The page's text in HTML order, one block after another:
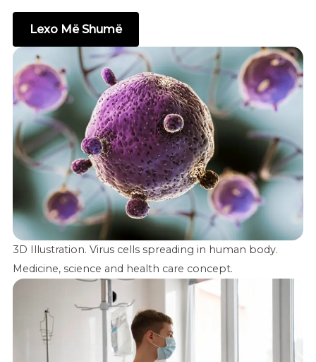
Lexo Më Shumë
3D Illustration. Virus cells spreading in human body.
Medicine, science and health care concept.